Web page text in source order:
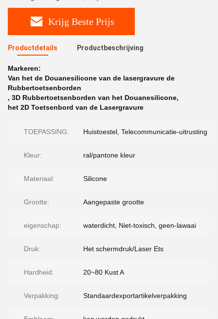
Krijg Beste Prijs
Productdetails Productbeschrijving
Markeren:
Van het de Douanesilicone van de lasergravure de
Rubbertoetsenborden
, 3D Rubbertoetsenborden van het Douanesilicone,
het 2D Toetsenbord van de Lasergravure
TOEPASSING: Huistoestel, Telecommunicatie-uitrusting
Kleur: ral/pantone kleur
Materiaal: Silicone
Grootte: Aangepaste grootte
eigenschap: waterdicht, Niet-toxisch, geen-lawaai
Druk: Het schermdruk/Laser Ets
Hardheid: 20~80 Kust A
Verpakking: Standaardexportartikelverpakking